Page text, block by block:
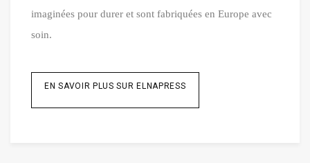
imaginées pour durer et sont fabriquées en Europe avec
soin.
EN SAVOIR PLUS SUR ELNAPRESS